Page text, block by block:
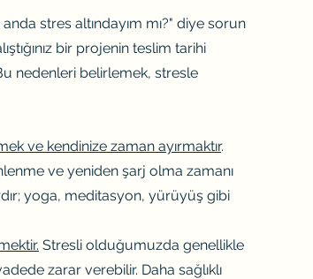
stres altındayım mı?" diye sorun
bir projenin teslim tarihi
nedenleri belirlemek, stresle
ve kendinize zaman ayırmaktır.
ve yeniden şarj olma zamanı
yoga, meditasyon, yürüyüş gibi
Stresli olduğumuzda genellikle
zarar verebilir. Daha sağlıklı